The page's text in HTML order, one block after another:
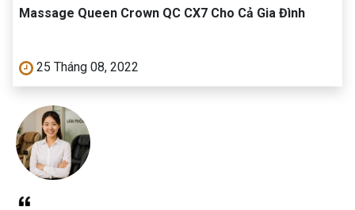
Massage Queen Crown QC CX7 Cho Cả Gia Đình
25 Tháng 08, 2022